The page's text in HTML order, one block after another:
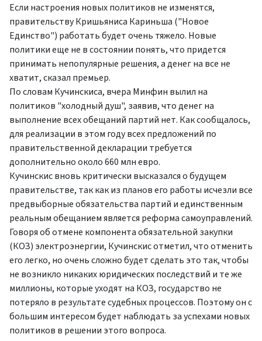
Если настроения новых политиков не изменятся,
правительству Кришьяниса Кариньша ("Новое
Единство") работать будет очень тяжело. Новые
политики еще не в состоянии понять, что придется
принимать непопулярные решения, а денег на все не
хватит, сказал премьер.
По словам Кучинскиса, вчера Минфин вылил на
политиков "холодный душ", заявив, что денег на
выполнение всех обещаний партий нет. Как сообщалось,
для реализации в этом году всех предложений по
правительственной декларации требуется
дополнительно около 660 млн евро.
Кучинскис вновь критически высказался о будущем
правительстве, так как из планов его работы исчезли все
предвыборные обязательства партий и единственным
реальным обещанием является реформа самоуправлений.
Говоря об отмене компонента обязательной закупки
(КОЗ) электроэнергии, Кучинскис отметил, что отменить
его легко, но очень сложно будет сделать это так, чтобы
не возникло никаких юридических последствий и те же
миллионы, которые уходят на КОЗ, государство не
потеряло в результате судебных процессов. Поэтому он с
большим интересом будет наблюдать за успехами новых
политиков в решении этого вопроса.